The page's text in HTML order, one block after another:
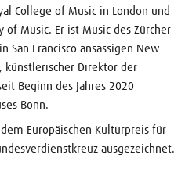
College of Music in London und
of Music. Er ist Music des Zürcher
San Francisco ansässigen New
künstlerischer Direktor der
Beginn des Jahres 2020
Bonn.
Europäischen Kulturpreis für
ausgezeichnet.